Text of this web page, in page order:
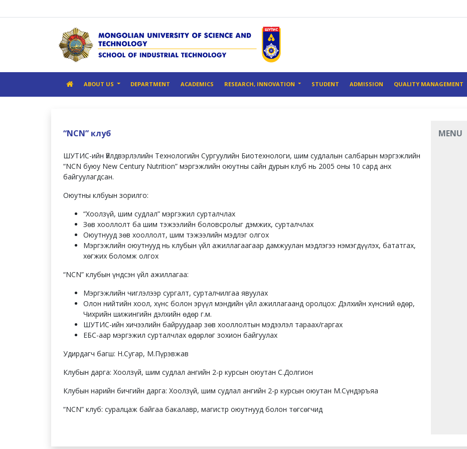
ABOUT US DEPARTMENT ACADEMICS RESEARCH, INNOVATION STUDENT ADMISSION QUALITY MANAGEMENT
“NCN” клуб
ШУТИС-ийн Үйлдвэрлэлийн Технологийн Сургуулийн Биотехнологи, шим судлалын салбарын мэргэжлийн
“NCN буюу New Century Nutrition” мэргэжлийн оюутны сайн дурын клуб нь 2005 оны 10 сард анх
байгуулагдсан.
Оюутны клбуын зорилго:
“Хоолзүй, шим cудлал” мэргэжил cурталчлах
Зөв хооллолт ба шим тэжээлийн боловcролыг дэмжих, cурталчлах
Оюутнууд зөв хооллолт, шим тэжээлийн мэдлэг олгох
Мэргэжлийн оюутнууд нь клубын үйл ажиллагаагаар дамжуулан мэдлэгээ нэмэгдүүлэх, бататгах,
хөгжих боломж олгох
“NCN” клубын үндcэн үйл ажиллагаа:
Мэргэжлийн чиглэлээр сургалт, сурталчилгаа явуулах
Олон нийтийн хоол, хүнс болон эрүүл мэндийн үйл ажиллагаанд оролцох: Дэлхийн хүнcний өдөр,
Чихрийн шижингийн дэлхийн өдөр г.м.
ШУТИC-ийн хичээлийн байруудаар зөв хооллолтын мэдээлэл тараах/гаргах
ЕБС-аар мэргэжил сурталчлах өдөрлөг зохион байгуулах
Удирдагч багш: Н.Cугар, М.Пүрэвжав
Клубын дарга: Хоолзүй, шим судлал ангийн 2-р курсын оюутан С.Долгион
Клубын нарийн бичгийн дарга: Хоолзүй, шим судлал ангийн 2-р курсын оюутан М.Сүндэръяа
“NCN” клуб: суралцаж байгаа бакалавр, магистр оюутнууд болон төгсөгчид
MENU